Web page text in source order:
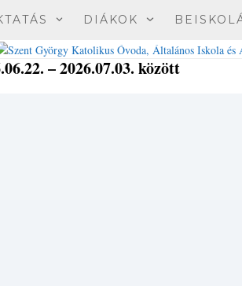
DIÁKOK
– 2026.07.03. között